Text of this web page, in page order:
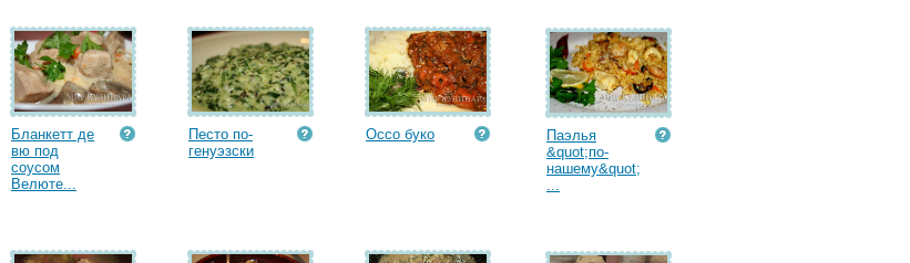
Бланкетт де
вю под
соусом
Велюте...
Песто по-
генуэзски
Оссо буко
Паэлья
&quot;по-
нашему&quot;
...